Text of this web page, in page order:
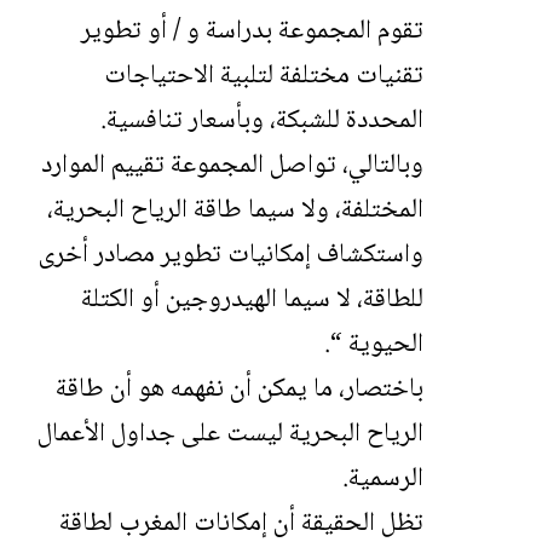
تقوم المجموعة بدراسة و / أو تطوير
تقنيات مختلفة لتلبية الاحتياجات
المحددة للشبكة، وبأسعار تنافسية.
وبالتالي، تواصل المجموعة تقييم الموارد
المختلفة، ولا سيما طاقة الرياح البحرية،
واستكشاف إمكانيات تطوير مصادر أخرى
للطاقة، لا سيما الهيدروجين أو الكتلة
الحيوية “.
باختصار، ما يمكن أن نفهمه هو أن طاقة
الرياح البحرية ليست على جداول الأعمال
الرسمية.
تظل الحقيقة أن إمكانات المغرب لطاقة